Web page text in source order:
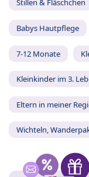
Stillen & Fläschchen
Babys Hautpflege
7-12 Monate
Kleinkinder im 3.
Eltern in meiner
Wichteln,